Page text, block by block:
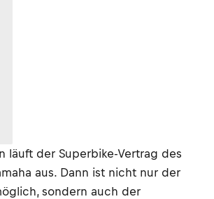
läuft der Superbike-Vertrag des
aus. Dann ist nicht nur der
sondern auch der